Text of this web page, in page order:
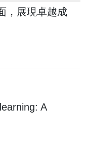
，展現卓越成
A